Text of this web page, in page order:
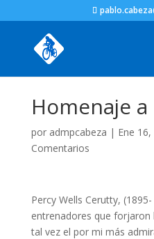
Homenaje
por admpcabeza | Ene
Comentarios
Percy Wells Cerutty,
entrenadores que forjaron
tal vez el por mi más